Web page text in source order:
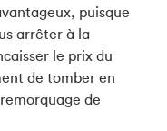
puisque
arrêter à la
le prix du
de tomber en
de